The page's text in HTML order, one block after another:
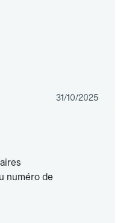
31/10/2025
numéro de